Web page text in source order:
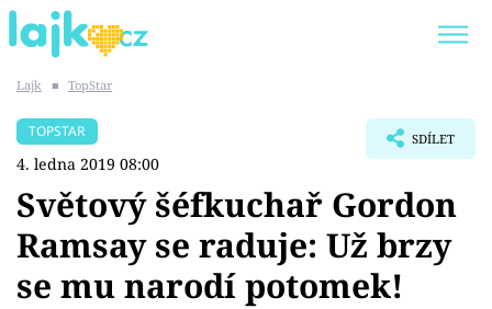
SHOPAHOLICADEL
Témata
Lajk ■ TopStar
TOPSTAR
4. ledna 2019 08:00
SDÍLET
Světový šéfkuchař Gordon
Ramsay se raduje: Už brzy
se mu narodí potomek!